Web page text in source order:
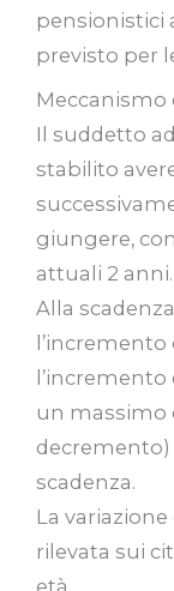
pensionistici
previsto per
Meccanismo
Il suddetto
stabilito
giungere,
attuali 2 anni.
Alla
l’incremento
un massimo
decremento)
scadenza.
La
rilevata sui